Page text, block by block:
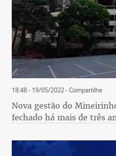
18:48 - 19/05/2022- Compartilhe
Nova gestão do
fechado há mais de três